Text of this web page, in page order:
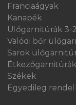
Franciaágyak
Kanapék
Ülőgarnitúrák 3-
Valódi bőr
Sarok
Étkezőgarnitúrák
Székek
Egyedileg